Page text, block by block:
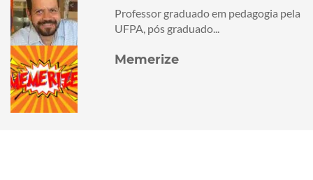
Professor graduado em pedagogia pela
UFPA, pós graduado...
Memerize